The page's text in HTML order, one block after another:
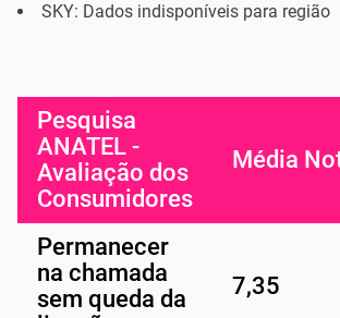
SKY: Dados indisponíveis para região
Pesquisa
ANATEL -
Avaliação dos
Consumidores
Média
Permanecer
na chamada
sem queda da
7,35